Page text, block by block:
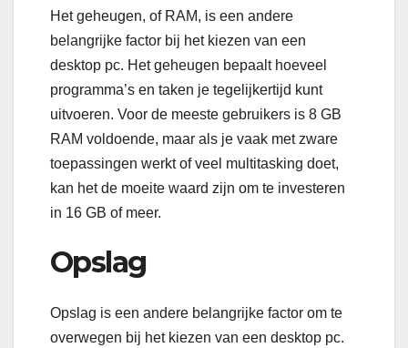
Het geheugen, of RAM, is een andere
belangrijke factor bij het kiezen van een
desktop pc. Het geheugen bepaalt hoeveel
programma’s en taken je tegelijkertijd kunt
uitvoeren. Voor de meeste gebruikers is 8 GB
RAM voldoende, maar als je vaak met zware
toepassingen werkt of veel multitasking doet,
kan het de moeite waard zijn om te investeren
in 16 GB of meer.
Opslag
Opslag is een andere belangrijke factor om te
overwegen bij het kiezen van een desktop pc.